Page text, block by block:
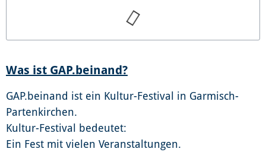
Was ist GAP.beinand?
GAP.beinand ist ein Kultur-Festival in Garmisch-
Partenkirchen.
Kultur-Festival bedeutet:
Ein Fest mit vielen Veranstaltungen.